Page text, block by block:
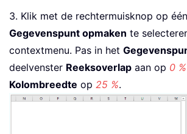
3. Klik met de rechtermuisknop op
Gegevenspunt opmaken te
contextmenu. Pas in het
deelvenster Reeksoverlap aan op 0 %
Kolombreedte op 25 %.